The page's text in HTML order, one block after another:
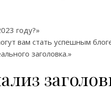
году?»
вам стать успешным
заголовка.»